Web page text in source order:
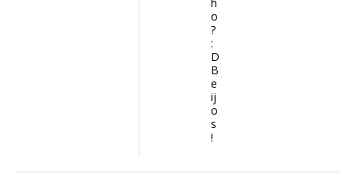
o
?
:
D
B
e
ij
o
s
!